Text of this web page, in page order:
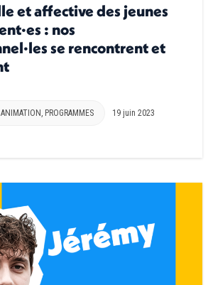
et affective des jeunes
: nos
se rencontrent et
ANIMATION , PROGRAMMES 19 juin 2023